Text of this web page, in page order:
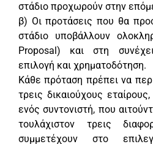
στάδιο προχωρούν στην
β) Οι προτάσεις που θα
στάδιο υποβάλλουν
Proposal) και στη
επιλογή και χρηματοδότηση.
Κάθε πρόταση πρέπει να
τρεις δικαιούχους
ενός συντονιστή, που
τουλάχιστον τρεις
συμμετέχουν στο